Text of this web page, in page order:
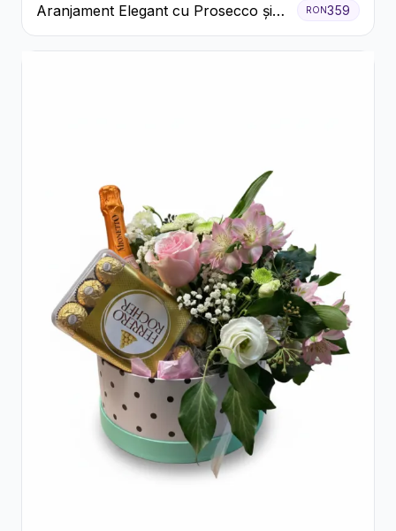
Aranjament Elegant cu Prosecco și
Flori Galbene.
RON359